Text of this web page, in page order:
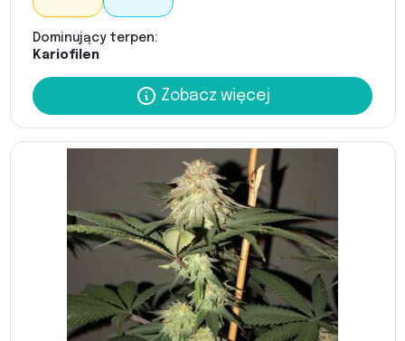
Dominujący terpen:
Kariofilen
Zobacz więcej